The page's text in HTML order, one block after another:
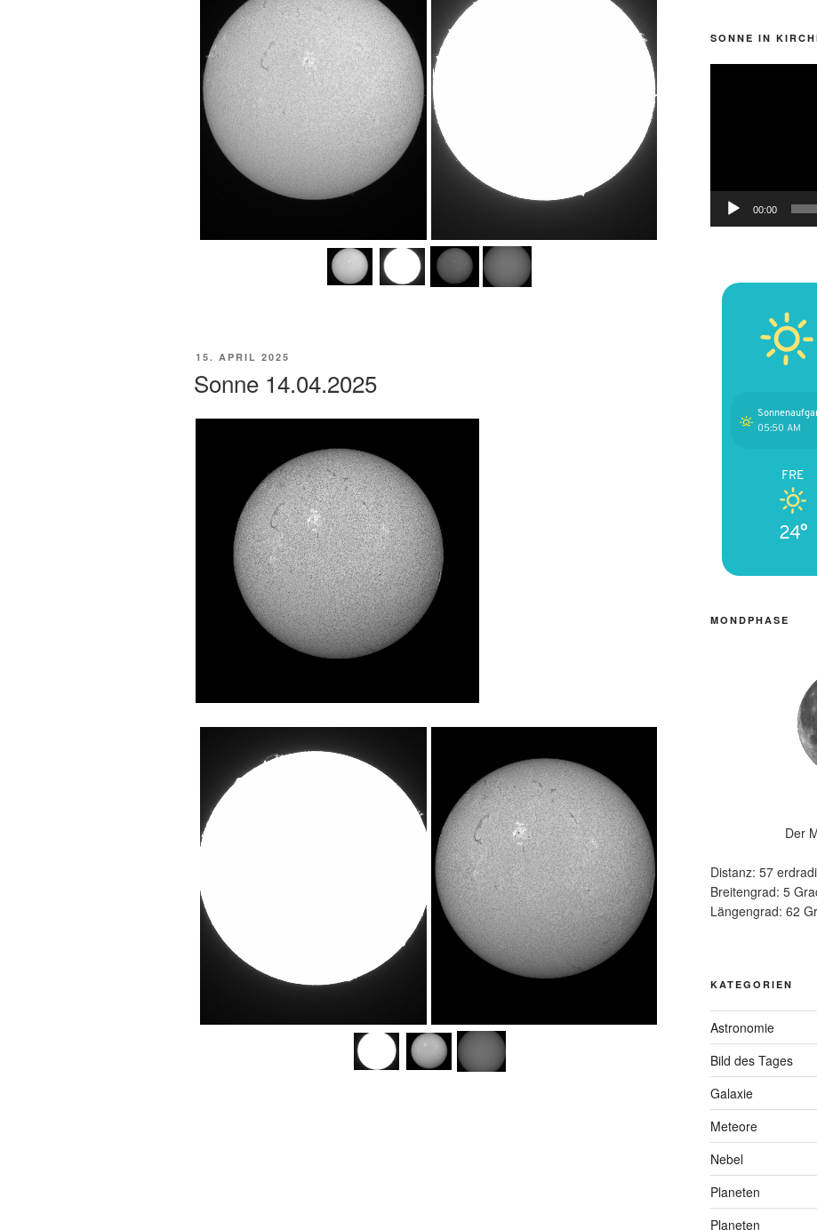
VERÖFFENTLICHT
15. APRIL 2025
Sonne 14.04.2025
SONNE IN
00:00
05:50 AM
FRE
24°
MONDPHASE
Der
Distanz: 57
Breitengrad: 5
Längengrad: 62
KATEGORIEN
Astronomie
Bild des Tages
Galaxie
Meteore
Nebel
Planeten
Planeten